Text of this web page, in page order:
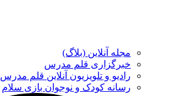
مجله آنلاین (بلاگ)
خبرگزاری قلم مدرس
رادیو و تلویزیون آنلاین قلم مدرس
رسانه کودک و نوجوان بازی سلام